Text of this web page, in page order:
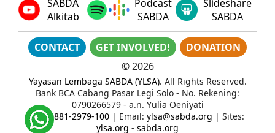
SABDA
Alkitab
Podcast
SABDA
Slideshare
SABDA
CONTACT GET INVOLVED!
DONATION
©2026
Yayasan Lembaga SABDA (YLSA). All Rights Reserved.
Bank BCA Cabang Pasar Legi Solo - No. Rekening:
0790266579 - a.n. Yulia Oeniyati
WA:0881-2979-100| Email: ylsa@sabda.org | Sites:
ylsa.org - sabda.org